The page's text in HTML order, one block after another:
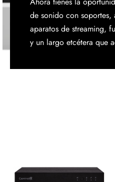
de sonido con
aparatos de streaming,
y un largo etcétera que
en Informática